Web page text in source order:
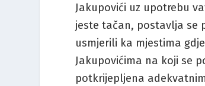
Jakupovići uz upotrebu
jeste tačan, postavlja se
usmjerili ka mjestima
Jakupovićima na koji se
potkrijepljena